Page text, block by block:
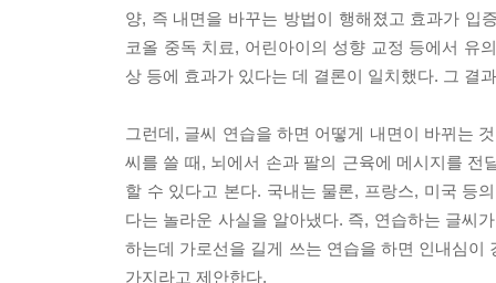
양, 즉 내면을 바꾸는 방법이 행해졌고 효과가 입
코올 중독 치료, 어린아이의 성향 교정 등에서 유
상 등에 효과가 있다는 데 결론이 일치했다. 그 결
그런데, 글씨 연습을 하면 어떻게 내면이 바뀌는
씨를 쓸 때, 뇌에서 손과 팔의 근육에 메시지를 전
할 수 있다고 본다. 국내는 물론, 프랑스, 미국 등
다는 놀라운 사실을 알아냈다. 즉, 연습하는 글씨
하는데 가로선을 길게 쓰는 연습을 하면 인내심
가지라고 제안한다.